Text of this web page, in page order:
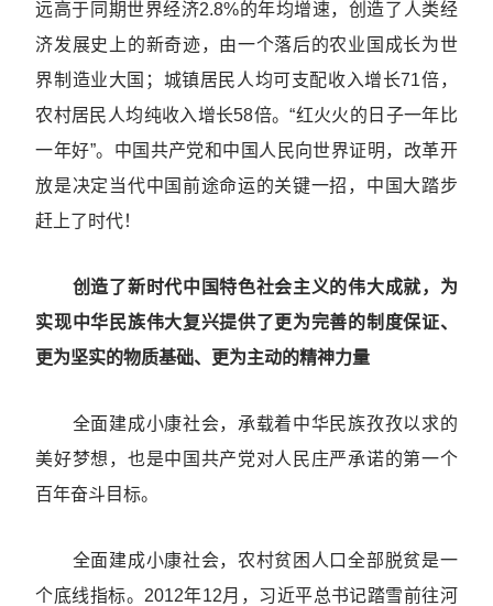
远高于同期世界经济2.8%的年均增速，创造了人类经
济发展史上的新奇迹，由一个落后的农业国成长为世
界制造业大国；城镇居民人均可支配收入增长71倍，
农村居民人均纯收入增长58倍。“红火火的日子一年比
一年好”。中国共产党和中国人民向世界证明，改革开
放是决定当代中国前途命运的关键一招，中国大踏步
赶上了时代！
创造了新时代中国特色社会主义的伟大成就，为
实现中华民族伟大复兴提供了更为完善的制度保证、
更为坚实的物质基础、更为主动的精神力量
全面建成小康社会，承载着中华民族孜孜以求的
美好梦想，也是中国共产党对人民庄严承诺的第一个
百年奋斗目标。
全面建成小康社会，农村贫困人口全部脱贫是一
个底线指标。2012年12月，习近平总书记踏雪前往河